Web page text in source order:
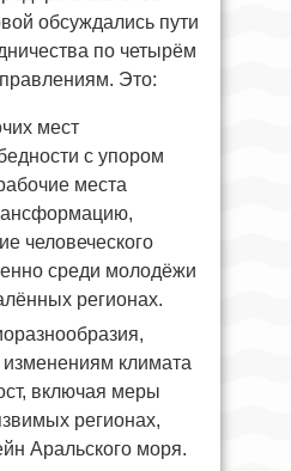
обсуждались пути
по четырём
Это:
мест
с упором
места
человеческого
среди молодёжи
регионах.
изменениям климата
включая меры
регионах,
Аральского моря.